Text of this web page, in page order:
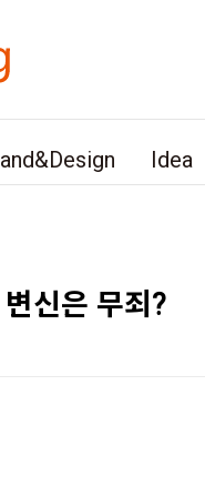
Idea
신은 무죄?